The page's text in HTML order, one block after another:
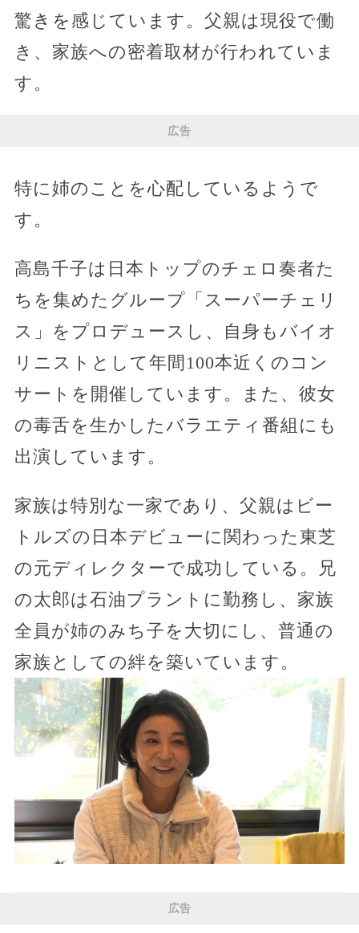
驚きを感じています。父親は現役で働
き、家族への密着取材が行われていま
す。
広告
特に姉のことを心配しているようで
す。
高島千子は日本トップのチェロ奏者た
ちを集めたグループ「スーパーチェリ
ス」をプロデュースし、自身もバイオ
リニストとして年間100本近くのコン
サートを開催しています。また、彼女
の毒舌を生かしたバラエティ番組にも
出演しています。
家族は特別な一家であり、父親はビー
トルズの日本デビューに関わった東芝
の元ディレクターで成功している。兄
の太郎は石油プラントに勤務し、家族
全員が姉のみち子を大切にし、普通の
家族としての絆を築いています。
広告